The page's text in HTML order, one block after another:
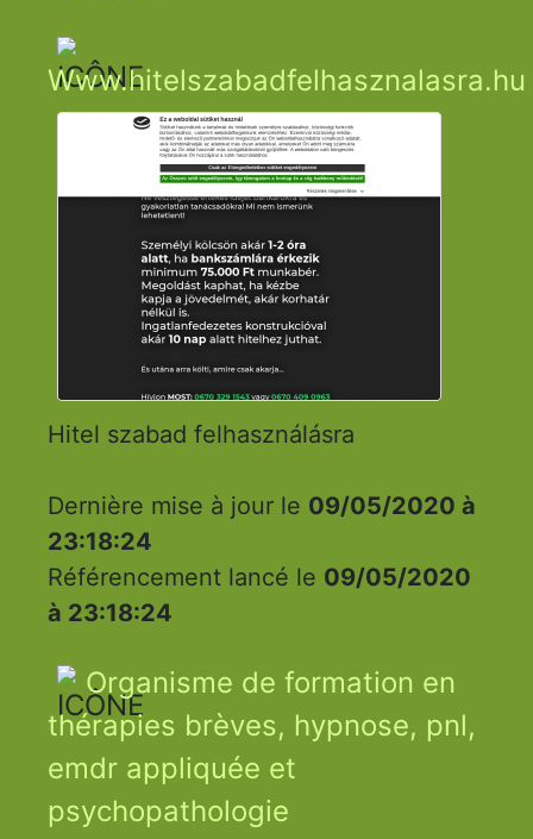
Www.hitelszabadfelhasznalasra.hu
Hitel szabad felhasználásra
Dernière mise à jour le 09/05/2020 à
23:18:24
Référencement lancé le 09/05/2020
à 23:18:24
Organisme de formation en
thérapies brèves, hypnose, pnl,
emdr appliquée et
psychopathologie